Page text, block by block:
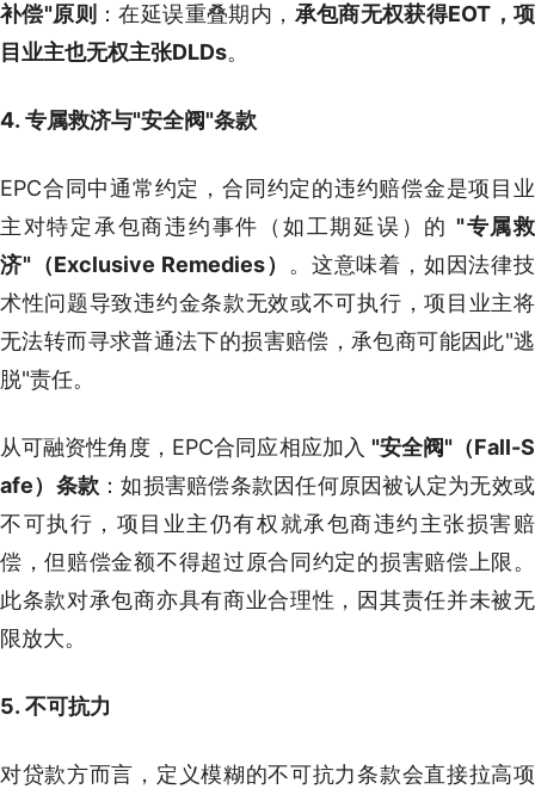
补偿"原则 ：在延误重叠期内， 承包商无权获得EOT，项
目业主也无权主张DLDs。
4. 专属救济与"安全阀"条款
EPC合同中通常约定，合同约定的违约赔偿金是项目业
主对特定承包商违约事件（如工期延误）的 "专属救
济"（Exclusive Remedies）
。这意味着，如因法律技
术性问题导致违约金条款无效或不可执行，项目业主将
无法转而寻求普通法下的损害赔偿，承包商可能因此"逃
脱"责任。
从可融资性角度，EPC合同应相应加入 "安全阀"（Fall-S
afe）条款 ：如损害赔偿条款因任何原因被认定为无效或
不可执行，项目业主仍有权就承包商违约主张损害赔
偿，但赔偿金额不得超过原合同约定的损害赔偿上限。
此条款对承包商亦具有商业合理性，因其责任并未被无
限放大。
5. 不可抗力
对贷款方而言，定义模糊的不可抗力条款会直接拉高项